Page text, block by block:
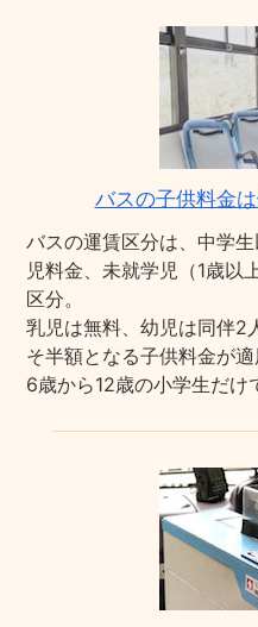
バスの子供料金
バスの運賃区分は、中学
児料金、未就学児（1歳以
区分。
乳児は無料、幼児は同伴2
そ半額となる子供料金が
6歳から12歳の小学生だけ